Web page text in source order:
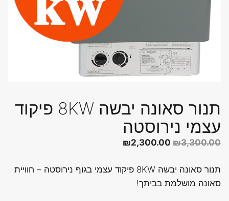
תנור סאונה יבשה 8KW פיקוד
עצמי נירוסטה
₪3,300.00
המחיר
היה:
₪3,300.00.
₪2,300.00
הוא:
תנור סאונה יבשה 8KW פיקוד עצמי בגוף נירוסטה – חוויית
סאונה מושלמת בביתך!